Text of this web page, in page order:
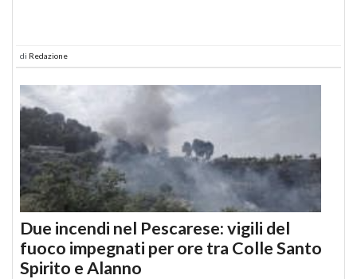
di Redazione
Due incendi nel Pescarese: vigili del
fuoco impegnati per ore tra Colle Santo
Spirito e Alanno